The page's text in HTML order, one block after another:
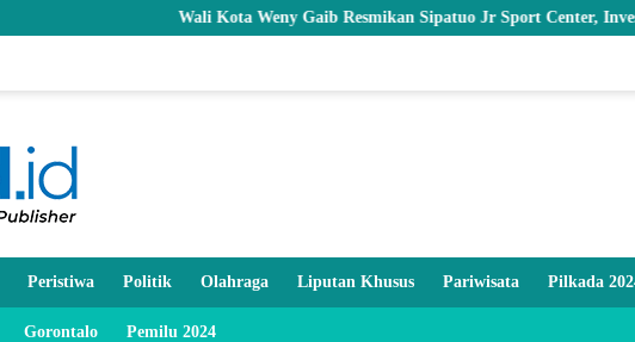
Wali Kota Weny Gaib Resmikan Sipatuo Jr Sport Center, Investasi
Peristiwa Politik Olahraga Liputan Khusus Pariwisata Pilkada
Gorontalo Pemilu 2024